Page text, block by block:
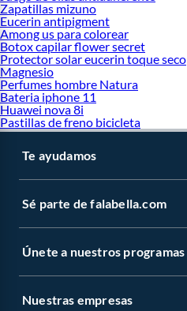
Zapatillas mizuno
Eucerin antipigment
Among us para colorear
Botox capilar flower secret
Protector solar eucerin toque seco
Magnesio
Perfumes hombre Natura
Bateria iphone 11
Huawei nova 8i
Pastillas de freno bicicleta
Te ayudamos
Sé parte de falabella.com
Únete a nuestros programas
Nuestras empresas